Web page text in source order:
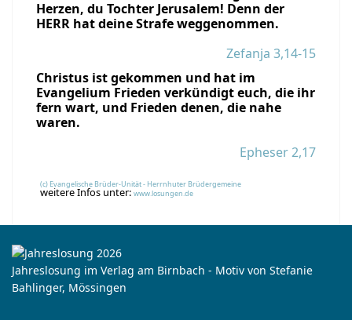
Herzen, du Tochter Jerusalem! Denn der
HERR hat deine Strafe weggenommen.
Zefanja 3,14-15
Christus ist gekommen und hat im
Evangelium Frieden verkündigt euch, die ihr
fern wart, und Frieden denen, die nahe
waren.
Epheser 2,17
(c) Evangelische Brüder-Unität - Herrnhuter Brüdergemeine
weitere Infos unter: www.losungen.de
Jahreslosung im Verlag am Birnbach - Motiv von Stefanie
Bahlinger, Mössingen